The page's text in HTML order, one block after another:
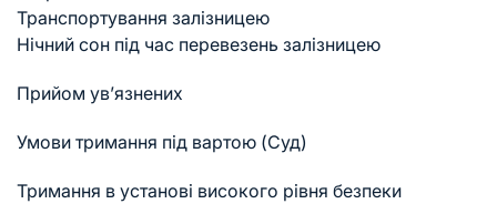
Транспортування залізницею
Нічний сон під час перевезень залізницею
Прийом ув’язнених
Умови тримання під вартою (Суд)
Тримання в установі високого рівня безпеки